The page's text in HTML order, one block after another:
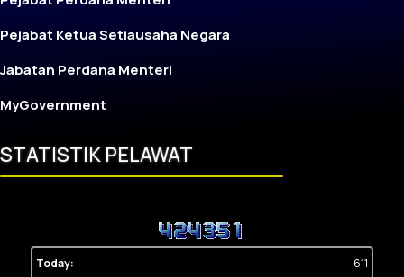
Pejabat Ketua Setiausaha Negara
Jabatan Perdana Menteri
MyGovernment
STATISTIK PELAWAT
Today: 611